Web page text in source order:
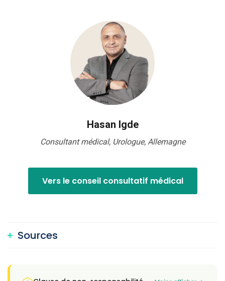
Hasan Igde
Consultant médical, Urologue, Allemagne
Vers le conseil consultatif médical
Sources